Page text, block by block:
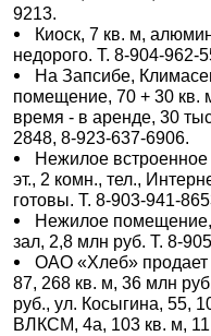
9213.
Киоск, 7 кв. м,
недорого. Т. 8-904-
На Запсибе,
помещение, 70 + 30 кв.
время - в аренде, 30
2848, 8-923-637-6906.
Нежилое
эт., 2 комн., тел.,
готовы. Т. 8-903-941-
Нежилое помещение,
зал, 2,8 млн руб. Т. 8-
ОАО «Хлеб»
87, 268 кв. м, 36 млн
руб., ул. Косыгина, 55,
ВЛКСМ, 4а, 103 кв. м,